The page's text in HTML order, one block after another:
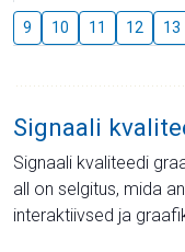
9 10 11 12 13
Signaali
Signaali kvaliteedi
all on selgitus, mida
interaktiivsed ja